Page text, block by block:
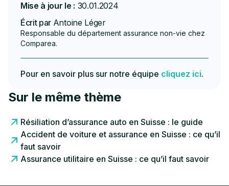
Mise à jour le : 30.01.2024
Écrit par Antoine Léger
Responsable du département assurance non-vie chez
Comparea.
Pour en savoir plus sur notre équipe cliquez ici.
Sur le même thème
Résiliation d’assurance auto en Suisse : le guide
Accident de voiture et assurance en Suisse : ce qu’il
faut savoir
Assurance utilitaire en Suisse : ce qu’il faut savoir